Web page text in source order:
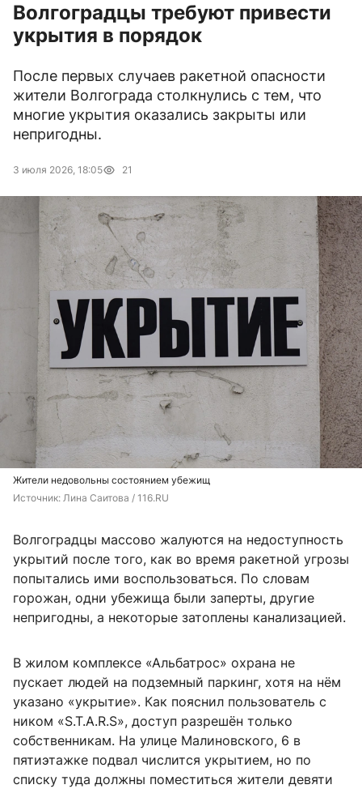
Волгоградцы требуют привести
укрытия в порядок
После первых случаев ракетной опасности
жители Волгограда столкнулись с тем, что
многие укрытия оказались закрыты или
непригодны.
3 июля 2026, 18:05 21
Жители недовольны состоянием убежищ
Источник: Лина Саитова / 116.RU
Волгоградцы массово жалуются на недоступность
укрытий после того, как во время ракетной угрозы
попытались ими воспользоваться. По словам
горожан, одни убежища были заперты, другие
непригодны, а некоторые затоплены канализацией.
В жилом комплексе «Альбатрос» охрана не
пускает людей на подземный паркинг, хотя на нём
указано «укрытие». Как пояснил пользователь с
ником «S.T.A.R.S», доступ разрешён только
собственникам. На улице Малиновского, 6 в
пятиэтажке подвал числится укрытием, но по
списку туда должны поместиться жители девяти